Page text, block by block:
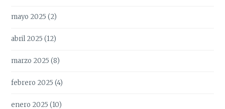
mayo 2025 (2)
abril 2025 (12)
marzo 2025 (8)
febrero 2025 (4)
enero 2025 (10)